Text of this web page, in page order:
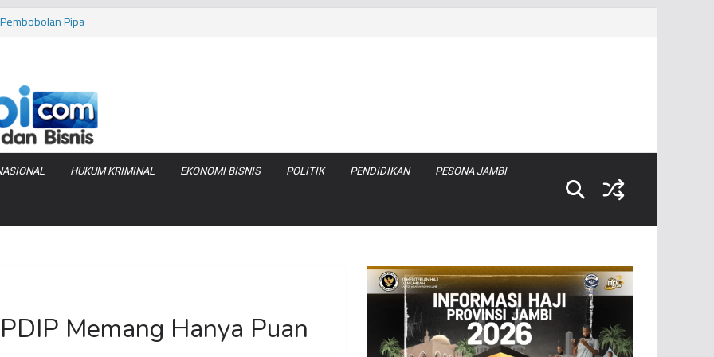
Pipa
Produksi Air
Jabung
HUKUM KRIMINAL EKONOMI BISNIS POLITIK PENDIDIKAN PESONA JAMBI
Memang Hanya Puan